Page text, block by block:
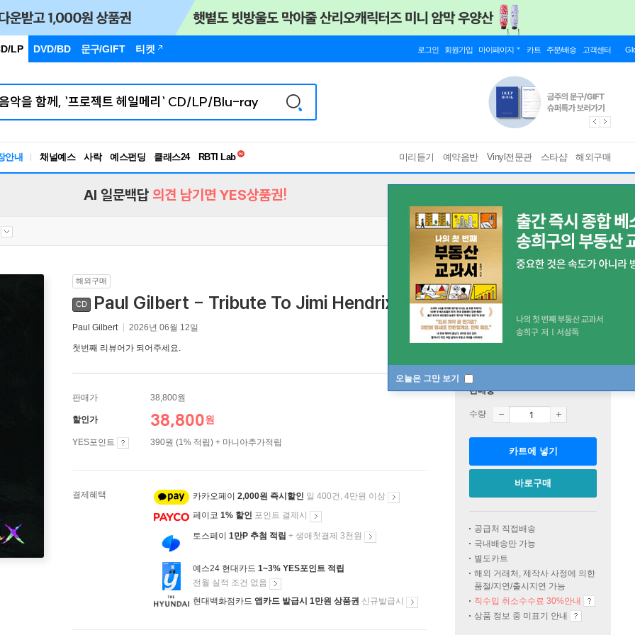
LP DVD/BD 문구/GIFT 티켓 로그인 회원가입 마이페이지 카트 주문/배송 고객센터
안내 채널예스 사락 예스펀딩 클래스24
독서유형검사
미리듣기 예약음반 Vinyl전문관 스타샵 해외구매
오늘은 그만 보기
AI 일문백답 의견 남기면 YES상품권!
해외구매
CD Paul Gilbert - Tribute To Jimi Hendrix (Digipack)(CD)
Paul Gilbert 2026년 06월 12일
첫번째 리뷰어가 되어주세요.
판매가 38,800원
할인가 38,800원
YES포인트 390원 (1% 적립) + 마니아추가적립
결제혜택 카카오페이 2,000원 즉시할인 일 400건, 4만원 이상
페이코 1% 할인 포인트 결제시
토스페이 1만P 추첨 적립 + 생애첫결제 3천원
예스24 현대카드 1~3% YES포인트 적립
전월 실적 조건 없음
현대백화점카드 앱카드 발급시 1만원 상품권 신규발급시
판매중
수량
카트에 넣기
바로구매
공급처 직접배송
국내배송만 가능
별도카트
해외 거래처, 제작사 사정에 의한
품절/지연/출시지연 가능
직수입 취소수수료 30%안내
상품 정보 중 미표기 안내